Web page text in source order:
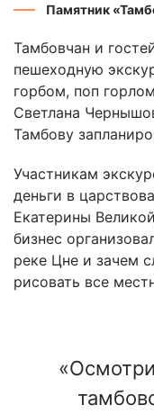
Памятник
Тамбовчан и
пешеходную
горбом, поп
Светлана
Тамбову
Участникам
деньги в
Екатерины
бизнес
реке Цне и зачем
рисовать все